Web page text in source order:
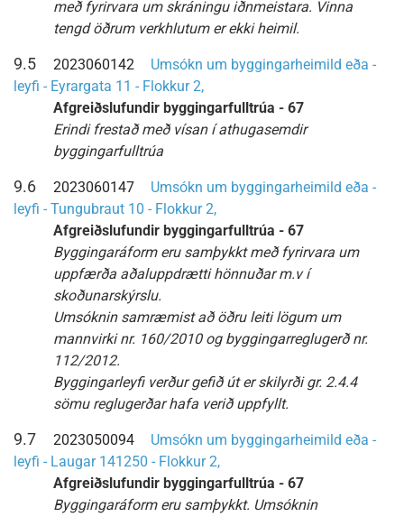
með fyrirvara um skráningu iðnmeistara. Vinna
tengd öðrum verkhlutum er ekki heimil.
9.5 2023060142
Umsókn um byggingarheimild eða -
leyfi - Eyrargata 11 - Flokkur 2,
Afgreiðslufundir byggingarfulltrúa - 67
Erindi frestað með vísan í athugasemdir
byggingarfulltrúa
9.6 2023060147
Umsókn um byggingarheimild eða -
leyfi - Tungubraut 10 - Flokkur 2,
Afgreiðslufundir byggingarfulltrúa - 67
Byggingaráform eru samþykkt með fyrirvara um
uppfærða aðaluppdrætti hönnuðar m.v í
skoðunarskýrslu.
Umsóknin samræmist að öðru leiti lögum um
mannvirki nr. 160/2010 og byggingarreglugerð nr.
112/2012.
Byggingarleyfi verður gefið út er skilyrði gr. 2.4.4
sömu reglugerðar hafa verið uppfyllt.
9.7 2023050094
Umsókn um byggingarheimild eða -
leyfi - Laugar 141250 - Flokkur 2,
Afgreiðslufundir byggingarfulltrúa - 67
Byggingaráform eru samþykkt. Umsóknin